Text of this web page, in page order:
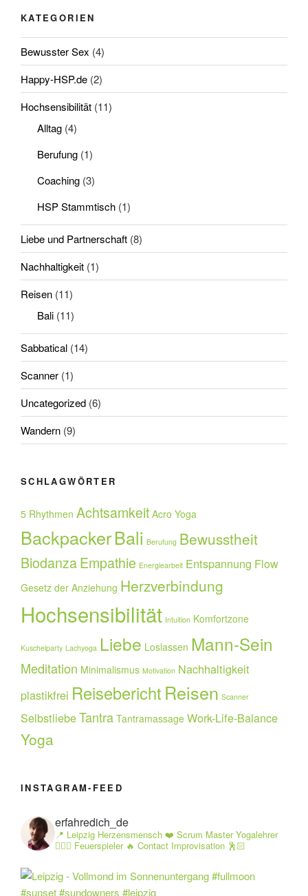
KATEGORIEN
Bewusster Sex (4)
Happy-HSP.de (2)
Hochsensibilität (11)
Alltag (4)
Berufung (1)
Coaching (3)
HSP Stammtisch (1)
Liebe und Partnerschaft (8)
Nachhaltigkeit (1)
Reisen (11)
Bali (11)
Sabbatical (14)
Scanner (1)
Uncategorized (6)
Wandern (9)
SCHLAGWÖRTER
5 Rhythmen Achtsamkeit Acro Yoga
BackpackerBali Berufung Bewusstheit
BiodanzaEmpathie Energiearbeit Entspannung Flow
Gesetz der Anziehung Herzverbindung
Hochsensibilität Intuition Komfortzone
Kuschelparty Lachyoga Liebe Loslassen Mann-Sein
Meditation Minimalismus Motivation Nachhaltigkeit
plastikfrei Reisebericht Reisen Scanner
SelbstliebeTantra Tantramassage Work-Life-Balance
Yoga
INSTAGRAM-FEED
erfahredich_de
📍 Leipzig Herzensmensch ❤️ Scrum Master Yogalehrer
🧘🏻‍♂️ Feuerspieler 🔥 Contact Improvisation 🕺🏻